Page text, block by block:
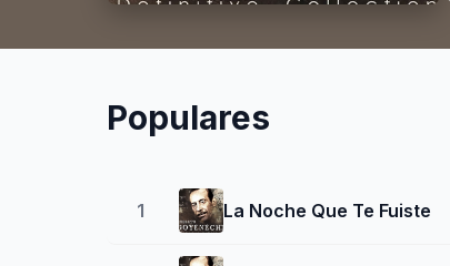
Populares
1 La Noche Que Te Fuiste